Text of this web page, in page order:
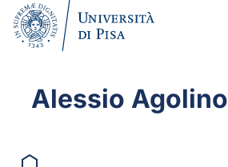
Alessio Agolino